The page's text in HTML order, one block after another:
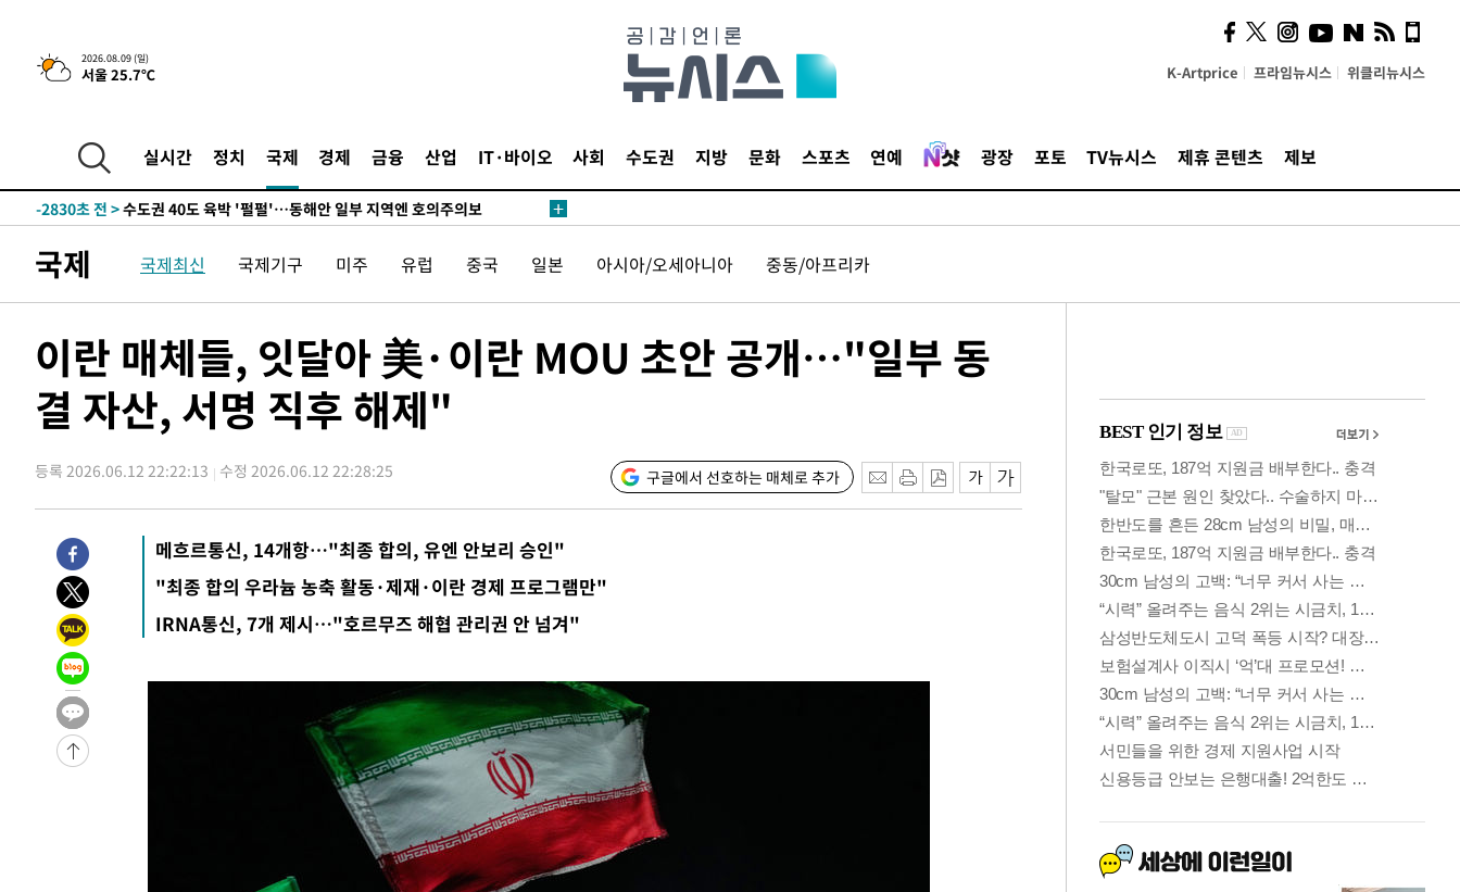
2026.08.09 (일)
서울 25.7℃ K-Artprice 프라임뉴시스 위클리뉴시스
실시간 정치 국제 경제 금융 산업 IT·바이오 사회 수도권 지방 문화 스포츠 연예 광장 포토 TV뉴시스 제휴 콘텐츠 제보
42.08%·宋 10.17%
-10069초 전 >이강인 "아틀레티코 이적 기뻐…등번호 7번 의미보단 팀 위해 뛸
-3048초 전 >
[속보]이강인 "감독님이 원하는 마음 느꼈고, 많은 트로피 원해 아틀
-2830초 전 >수도권 40도 육박 '펄펄'…동해안 일부 지역엔 호의주의보
-1799초 전 >온열질환 사망자 3명 늘어…누적 환자 3000명 돌파
1시간 전 >
2시간 전 >
백운산서 80년근 천종산삼 9뿌리 발견…감정가 1.3억원
2시간 전 >선재도서 해루질 나섰다 실종 60대, 닷새 만에 숨진 채 발견
3시간 전 >남자 농구, 나고야 아시안게임서 '홈팀' 일본과 한일전
3시간 전 >여수 오동도 해상서 모터보트 전복…1명 사망·1명 실종
4시간 전 >극한폭염 한풀 꺾이지만…'낮 최고 35도' 무더위, 열대야 계속[다음주
날씨]
5시간 전 >
축구협회 "압수수색·성접대 논란 사과…쇄신의 기회로 삼겠다"
6시간 전 > [속보]'압수수색·성접대 논란' 축구협회 "실망과 걱정 안겨드려 죄송"
-20273초 전 >
이란 "호르무즈 재개방 합의 근접…美 배상 선행돼야"
-11320초 전 >
[속보]與최고위원 제주·인천 순회경선…박선원·최민희·서미화·
한민수·김용 순
-11273초 전 >
[속보]김민석, 與 전대 당원투표 누적 득표율 45.42%로 1위… 정
청래 44.56%
-10555초 전 >
[속보]與 대표 경선 제주·인천 당원투표…金 47.75%·鄭
42.08%·宋 10.17%
-10089초 전 >
-10024초 전 >
[속보]與 당대표 경선, 제주·인천 권리당원 투표 김민석 승리
-3798초 전 >
낮 최고 35도 '무더위'…동해안 시간당 30㎜ '강한 비'[내일날씨]
-3068초 전 >
[속보]이강인 "감독님이 원하는 마음 느꼈고, 많은 트로피 원해 아틀
수도권 40도 육박 '펄펄'…동해안 일부 지역엔 호의주의보
온열질환 사망자 3명 늘어…누적 환자 3000명 돌파
강릉에 시간당 81.4㎜ 물폭탄…도로 잠기고 담벼락 붕괴
백운산서 80년근 천종산삼 9뿌리 발견…감정가 1.3억원
국제 국제최신 국제기구 미주 유럽 중국 일본 아시아/오세아니아 중동/아프리카
이란 매체들, 잇달아 美·이란 MOU 초안 공개…"일부 동
결 자산, 서명 직후 해제"
등록 2026.06.12 22:22:13 수정 2026.06.12 22:28:25 구글에서 선호하는 매체로 추가
메흐르통신, 14개항…"최종 합의, 유엔 안보리 승인"
"최종 합의 우라늄 농축 활동·제재·이란 경제 프로그램만"
IRNA통신, 7개 제시…"호르무즈 해협 관리권 안 넘겨"
사이 해답 찾았죠"…알을
깨고 나온 '초자아'